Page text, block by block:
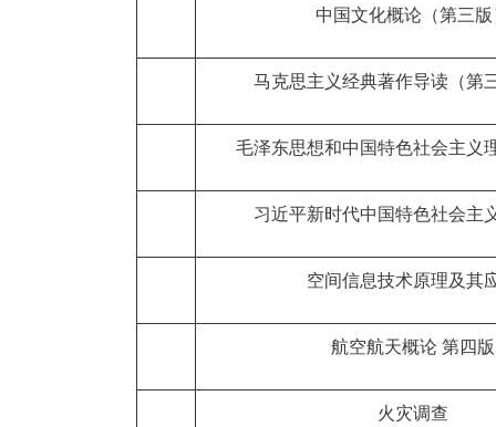
中国文化概论（第三
马克思主义经典著作导读（第
毛泽东思想和中国特色社会主义
习近平新时代中国特色社会主
空间信息技术原理及其
航空航天概论 第四版
火灾调查